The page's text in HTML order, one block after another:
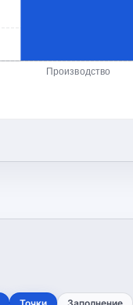
Производство
Точки Заполнение